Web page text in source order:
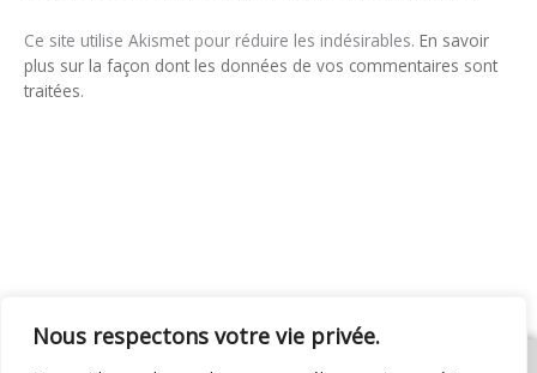
Nous respectons votre vie privée.
Ce site utilise Akismet pour réduire les indésirables. En savoir
plus sur la façon dont les données de vos commentaires sont
traitées.